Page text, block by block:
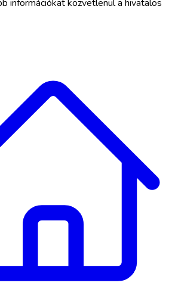
információkat közvetlenül a hivatalos